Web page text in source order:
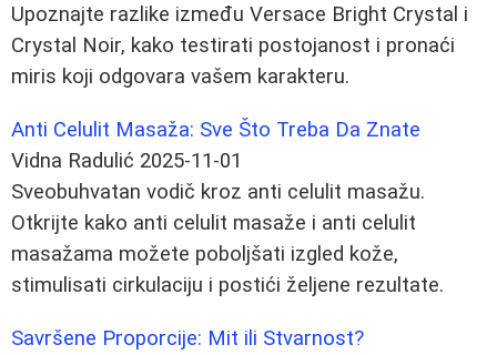
Upoznajte razlike između Versace Bright Crystal i
Crystal Noir, kako testirati postojanost i pronaći
miris koji odgovara vašem karakteru.
Anti Celulit Masaža: Sve Što Treba Da Znate
Vidna Radulić 2025-11-01
Sveobuhvatan vodič kroz anti celulit masažu.
Otkrijte kako anti celulit masaže i anti celulit
masažama možete poboljšati izgled kože,
stimulisati cirkulaciju i postići željene rezultate.
Savršene Proporcije: Mit ili Stvarnost?